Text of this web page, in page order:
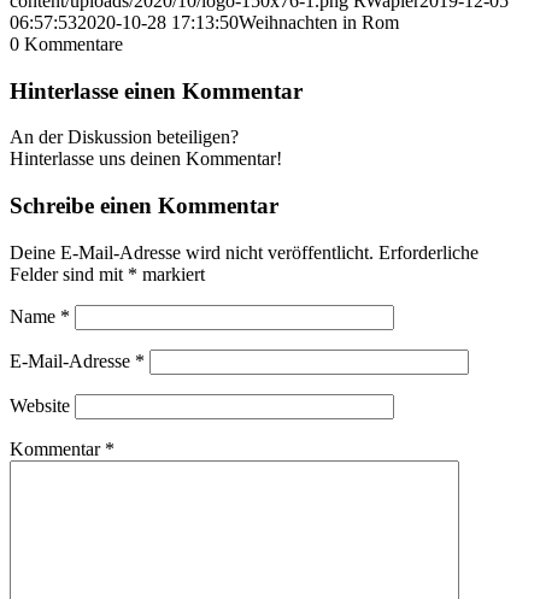
06:57:532020-10-28 17:13:50Weihnachten in Rom
0 Kommentare
Hinterlasse einen Kommentar
An der Diskussion beteiligen?
Hinterlasse uns deinen Kommentar!
Schreibe einen Kommentar
Deine E-Mail-Adresse wird nicht veröffentlicht. Erforderliche
Felder sind mit * markiert
Name *
E-Mail-Adresse *
Website
Kommentar *